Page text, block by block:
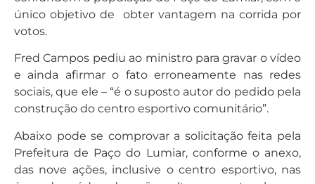
único objetivo de obter vantagem na corrida por
votos.
Fred Campos pediu ao ministro para gravar o vídeo
e ainda afirmar o fato erroneamente nas redes
sociais, que ele – “é o suposto autor do pedido pela
construção do centro esportivo comunitário”.
Abaixo pode se comprovar a solicitação feita pela
Prefeitura de Paço do Lumiar, conforme o anexo,
das nove ações, inclusive o centro esportivo, nas